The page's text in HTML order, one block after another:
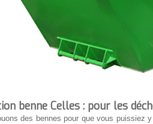
benne Celles : pour les
des bennes pour que vous puissiez